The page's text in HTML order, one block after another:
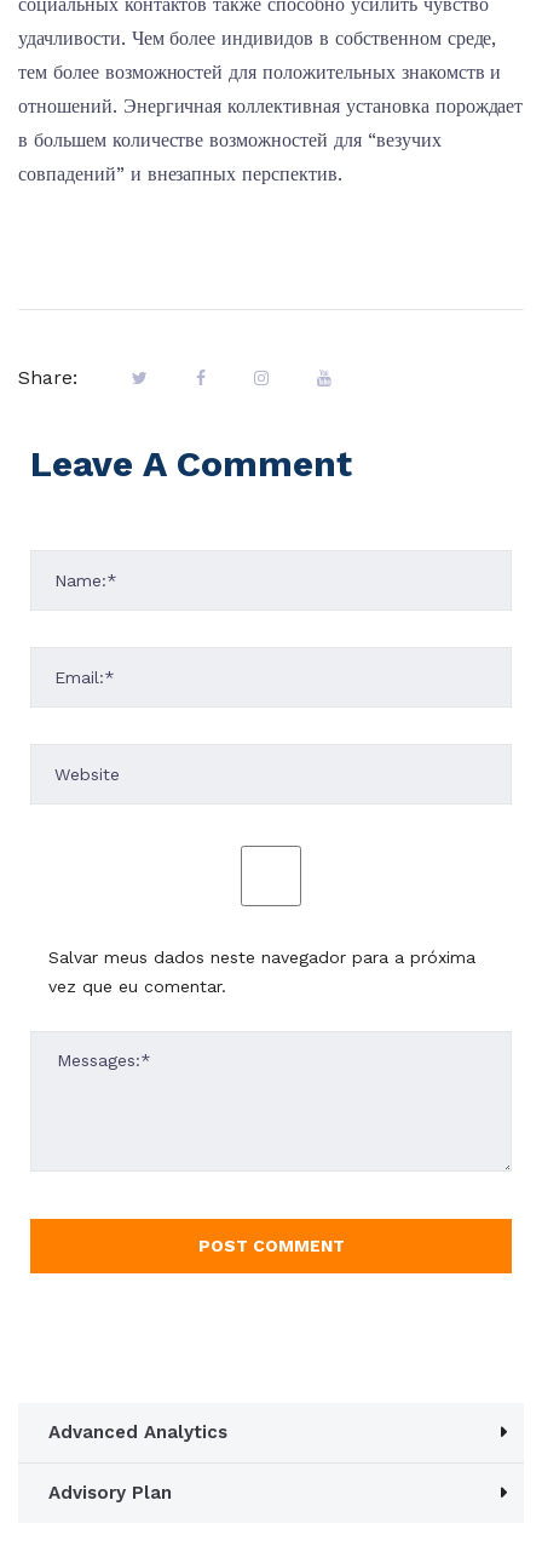
удачливости. Чем более индивидов в собственном среде,
тем более возможностей для положительных знакомств и
отношений. Энергичная коллективная установка порождает
в большем количестве возможностей для “везучих
совпадений” и внезапных перспектив.
Share:
Leave A Comment
Salvar meus dados neste navegador para a próxima
vez que eu comentar.
Advanced Analytics
Advisory Plan